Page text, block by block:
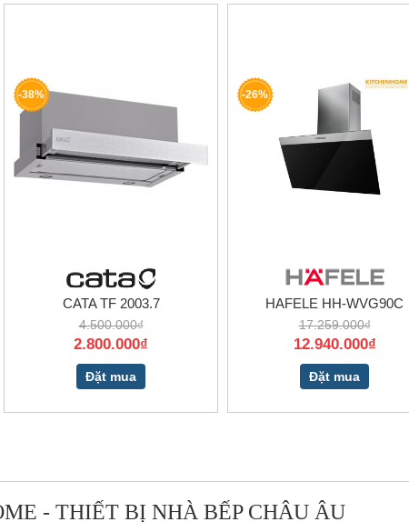
-38%
CATA TF 2003.7
4.500.000₫
2.800.000₫
Đặt mua
-26%
HAFELE HH-WVG90C
17.259.000₫
12.940.000₫
Đặt mua
- THIẾT BỊ NHÀ BẾP CHÂU ÂU